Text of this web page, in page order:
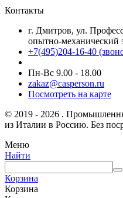
Контакты
г. Дмитров, ул.
опытно-механический
+7(495)204-16-40
Пн-Вс 9.00 - 18.00
zakaz@casperson.ru
Посмотреть на карте
© 2019 - 2026 .
из Италии в Россию. Без
Меню
Найти
Корзина
Корзина